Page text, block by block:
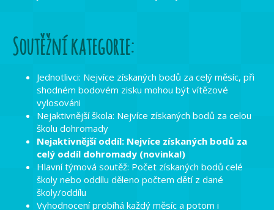
Soutěžní kategorie:
Jednotlivci: Nejvíce získaných bodů za celý měsíc, při
shodném bodovém zisku mohou být vítězové
vylosováni
Nejaktivnější škola: Nejvíce získaných bodů za celou
školu dohromady
Nejaktivnější oddíl: Nejvíce získaných bodů za
celý oddíl dohromady (novinka!)
Hlavní týmová soutěž: Počet získaných bodů celé
školy nebo oddílu děleno počtem dětí z dané
školy/oddílu
Vyhodnocení probíhá každý měsíc a potom i